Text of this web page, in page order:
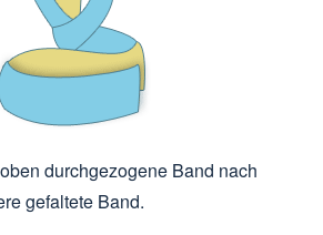
durchgezogene Band nach
gefaltete Band.